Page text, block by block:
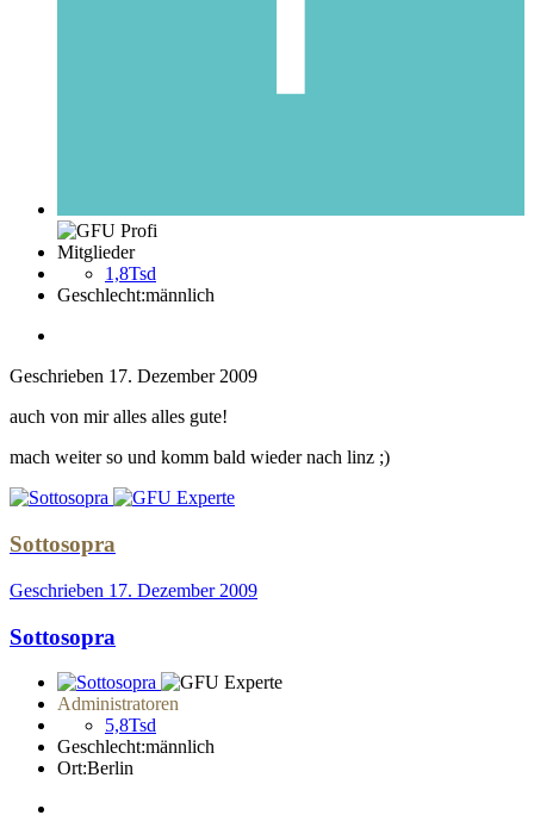
Mitglieder
1,8Tsd
Geschlecht:männlich
Geschrieben 17. Dezember 2009
auch von mir alles alles gute!
mach weiter so und komm bald wieder nach linz ;)
Sottosopra
Geschrieben 17. Dezember 2009
Sottosopra
Administratoren
5,8Tsd
Geschlecht:männlich
Ort:Berlin